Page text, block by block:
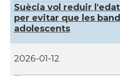
Suècia vol reduir l'edat
per evitar que les
adolescents
2026-01-12